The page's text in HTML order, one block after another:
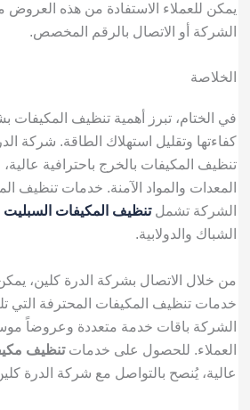
يمكن للعملاء الاستفادة من هذه العروض
الشركة أو الاتصال بالرقم المخصص.
الخلاصة
في الختام، تبرز أهمية تنظيف
كفاءتها وتقليل استهلاك الطاقة. شركة
تنظيف المكيفات بالخرج باحترافية
المعدات والمواد الآمنة. خدمات تنظيف
الشركة تشملتنظيف المكيفات السبليت
الشباك والدولابية.
من خلال الاتصال بشركة الدرة كلين،
خدمات تنظيف المكيفات المحترفة التي
الشركة باقات خدمة متعددة وعروضاً
العملاء. للحصول على خدماتتنظيف
عالية، يُنصح بالتواصل مع شركة الدرة